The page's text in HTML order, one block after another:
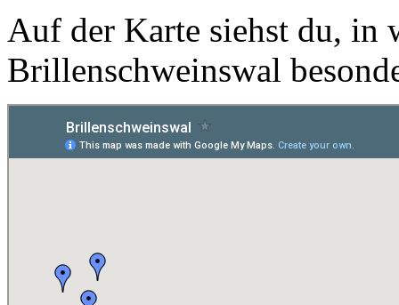
Auf der Karte siehst du, in
Brillenschweinswal